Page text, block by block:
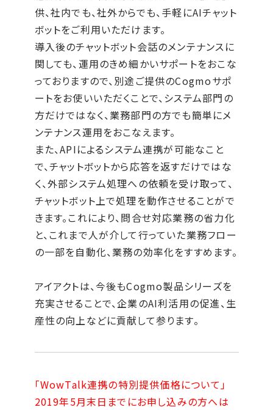
供、社内でも、社外からでも、手軽にAIチャット
ボットをご利用いただけます。
導入後のチャットボット会話のメンテナンスに
関しても、運用のきめ細かいサポートをおこな
っておりますので、別途ご提供のCogmoサポ
ートをお使いいただくことで、システム部門の
方だけではなく、業務部門の方でも簡単にメ
ンテナンス運用をおこなえます。
また、APIによるシステム連携が可能なこと
で、チャットボットから応答を返すだけではな
く、外部システム処理への依頼を受け取って、
チャットボット上で処理を動作させることがで
きます。これにより、問合せ対応業務の省力化
と、これまで人が介して行っていた業務フロー
の一部を自動化、業務の効率化をすすめます。
アイアクトは、今後もCogmo製品シリーズを
充実させることで、企業のAI利活用の促進、生
産性の向上などに貢献して参ります。
「WowTalk連携の特別提供価格について」
2019年5月末日までにお申し込みの方へは